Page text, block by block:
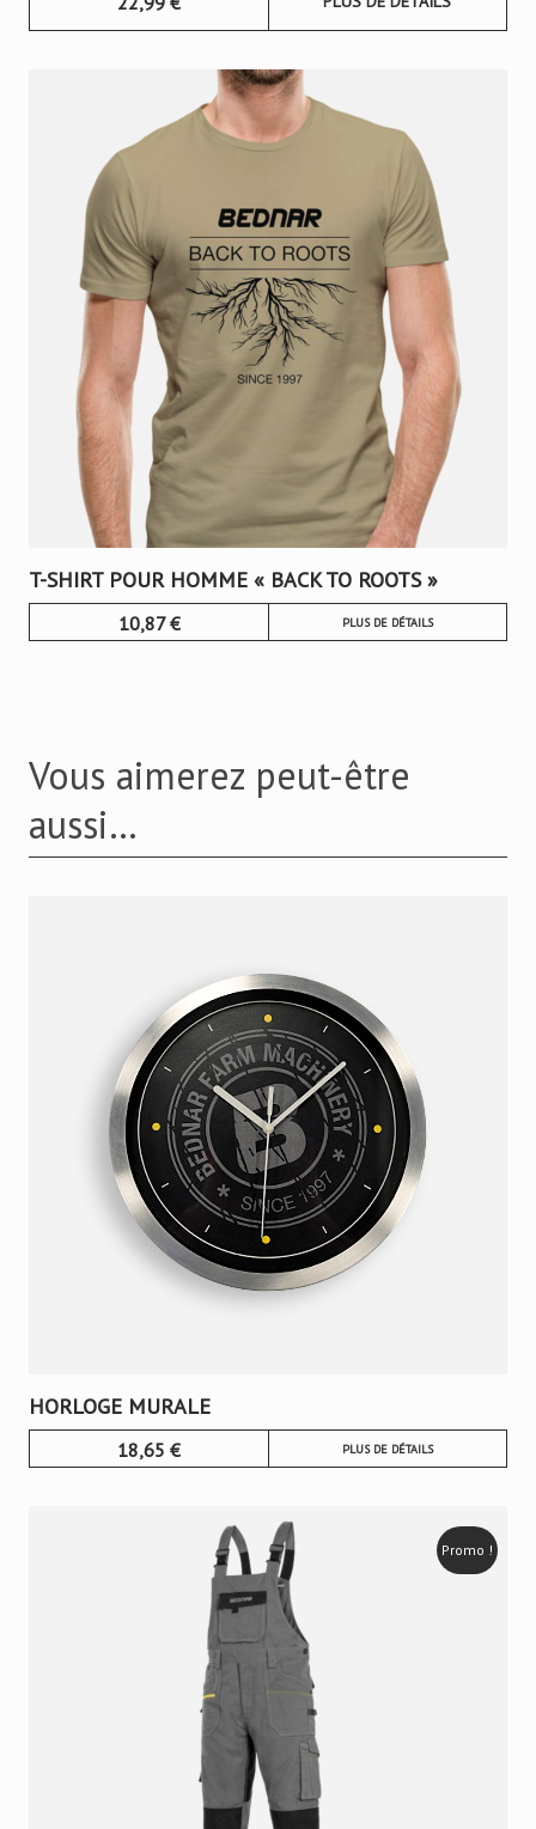
T-SHIRT POUR HOMME « BACK TO ROOTS »
10,87€ PLUS DE DÉTAILS
Vous aimerez peut-être
aussi…
HORLOGE MURALE
18,65 € PLUS DE DÉTAILS
Promo !